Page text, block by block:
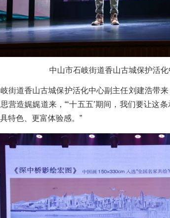
中山市石岐街道香山古城保护活
街道香山古城保护活化中心副主任刘建浩带
营造娓娓道来，“‘十五五’期间，我们要让这
特色、更富体验感。”